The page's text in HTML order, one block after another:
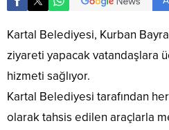
Kartal Belediyesi, Kurban
ziyareti yapacak vatandaşlara
hizmeti sağlıyor.
Kartal Belediyesi tarafından
olarak tahsis edilen araçlarla